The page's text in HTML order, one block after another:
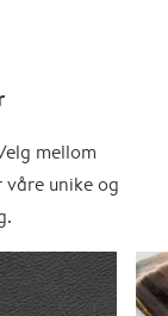
mellom
unike og